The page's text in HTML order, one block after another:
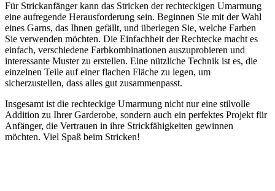
Für Strickanfänger kann das Stricken der rechteckigen Umarmung
eine aufregende Herausforderung sein. Beginnen Sie mit der Wahl
eines Garns, das Ihnen gefällt, und überlegen Sie, welche Farben
Sie verwenden möchten. Die Einfachheit der Rechtecke macht es
einfach, verschiedene Farbkombinationen auszuprobieren und
interessante Muster zu erstellen. Eine nützliche Technik ist es, die
einzelnen Teile auf einer flachen Fläche zu legen, um
sicherzustellen, dass alles gut zusammenpasst.
Insgesamt ist die rechteckige Umarmung nicht nur eine stilvolle
Addition zu Ihrer Garderobe, sondern auch ein perfektes Projekt für
Anfänger, die Vertrauen in ihre Strickfähigkeiten gewinnen
möchten. Viel Spaß beim Stricken!